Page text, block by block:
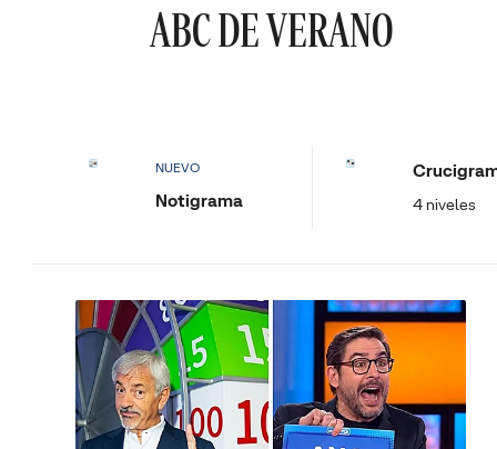
ABC DE VERANO
NUEVO
Notigrama 4 niveles